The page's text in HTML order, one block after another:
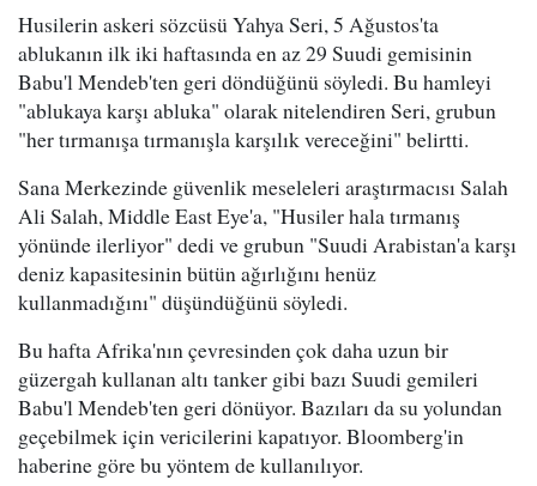
Husilerin askeri sözcüsü Yahya Seri, 5 Ağustos'ta
ablukanın ilk iki haftasında en az 29 Suudi gemisinin
Babu'l Mendeb'ten geri döndüğünü söyledi. Bu hamleyi
"ablukaya karşı abluka" olarak nitelendiren Seri, grubun
"her tırmanışa tırmanışla karşılık vereceğini" belirtti.
Sana Merkezinde güvenlik meseleleri araştırmacısı Salah
Ali Salah, Middle East Eye'a, "Husiler hala tırmanış
yönünde ilerliyor" dedi ve grubun "Suudi Arabistan'a karşı
deniz kapasitesinin bütün ağırlığını henüz
kullanmadığını" düşündüğünü söyledi.
Bu hafta Afrika'nın çevresinden çok daha uzun bir
güzergah kullanan altı tanker gibi bazı Suudi gemileri
Babu'l Mendeb'ten geri dönüyor. Bazıları da su yolundan
geçebilmek için vericilerini kapatıyor. Bloomberg'in
haberine göre bu yöntem de kullanılıyor.